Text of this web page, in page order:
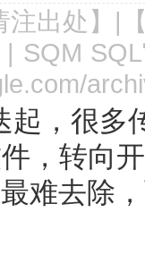
注出处 】|
| SQM
起，很多
，转向
难去除